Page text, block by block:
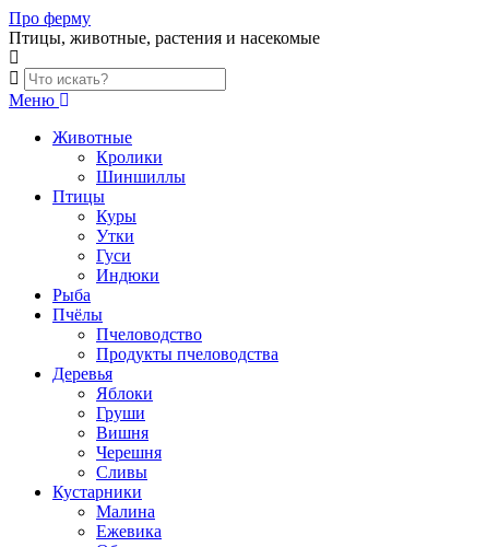
Skip
to
content
Про ферму
Птицы, животные, растения и насекомые
Меню
Животные
Кролики
Шиншиллы
Птицы
Куры
Утки
Гуси
Индюки
Рыба
Пчёлы
Пчеловодство
Продукты пчеловодства
Деревья
Яблоки
Груши
Вишня
Черешня
Сливы
Кустарники
Малина
Ежевика